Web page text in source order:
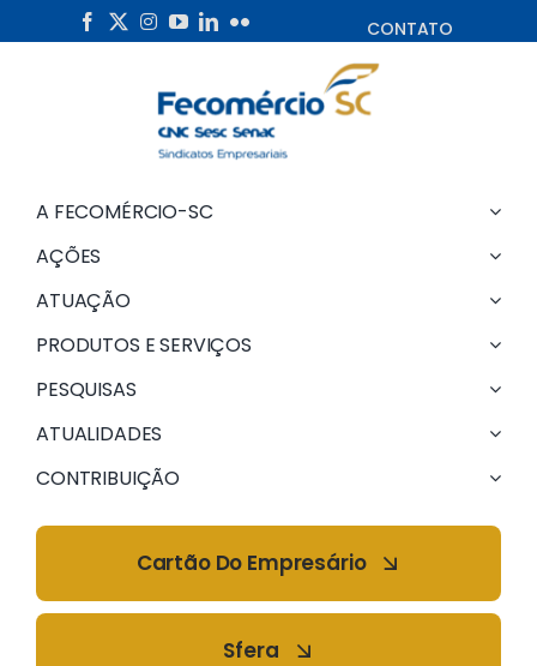
to
CONTATO
A FECOMÉRCIO-SC
AÇÕES
ATUAÇÃO
PRODUTOS E SERVIÇOS
PESQUISAS
ATUALIDADES
CONTRIBUIÇÃO
Cartão Do Empresário
Sfera